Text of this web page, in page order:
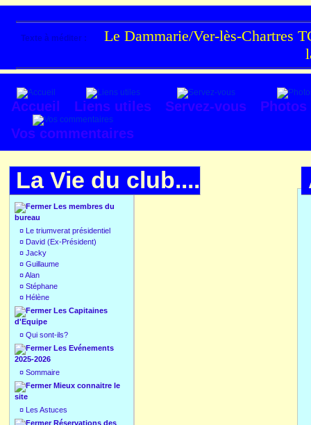
Texte à méditer :
Le Dammarie/Ver-lès-Chartres
Accueil Liens utiles Servez-vous
Photos
Vos commentaires
La Vie du club....
Les membres du
bureau
¤ Le triumverat présidentiel
¤ David (Ex-Président)
¤ Jacky
¤ Guillaume
¤Alan
¤ Stéphane
¤ Hélène
Les Capitaines
d'Equipe
¤ Qui sont-ils?
Les Evénements
2025-2026
¤ Sommaire
Mieux connaitre le
site
¤ Les Astuces
Réservations des